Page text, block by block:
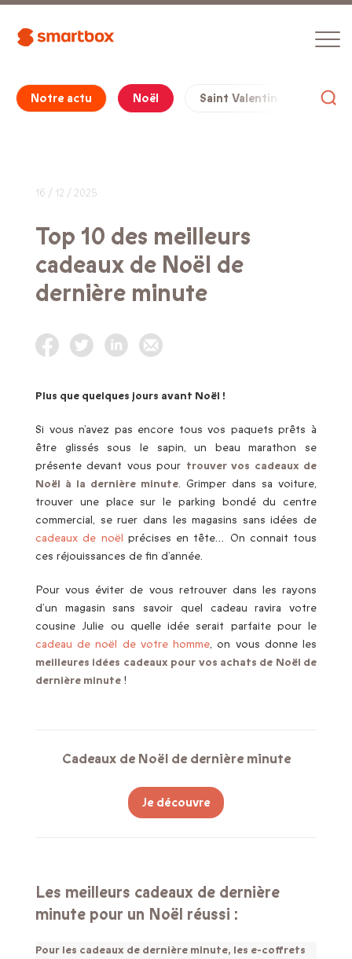
Notre actu Noël Saint Valentin
16 / 12 / 2025
Top 10 des meilleurs
cadeaux de Noël de
dernière minute
Plus que quelques jours avant Noël !
Si vous n’avez pas encore tous vos paquets prêts à
être glissés sous le sapin, un beau marathon se
présente devant vous pour trouver vos cadeaux de
Noël à la dernière minute. Grimper dans sa voiture,
trouver une place sur le parking bondé du centre
commercial, se ruer dans les magasins sans idées de
cadeaux de noël précises en tête… On connait tous
ces réjouissances de fin d’année.
Pour vous éviter de vous retrouver dans les rayons
d’un magasin sans savoir quel cadeau ravira votre
cousine Julie ou quelle idée serait parfaite pour le
cadeau de noël de votre homme, on vous donne les
meilleures idées cadeaux pour vos achats de Noël de
dernière minute !
Cadeaux de Noël de dernière minute
Je découvre
Les meilleurs cadeaux de dernière
minute pour un Noël réussi :
Pour les cadeaux de dernière minute, les e-coffrets